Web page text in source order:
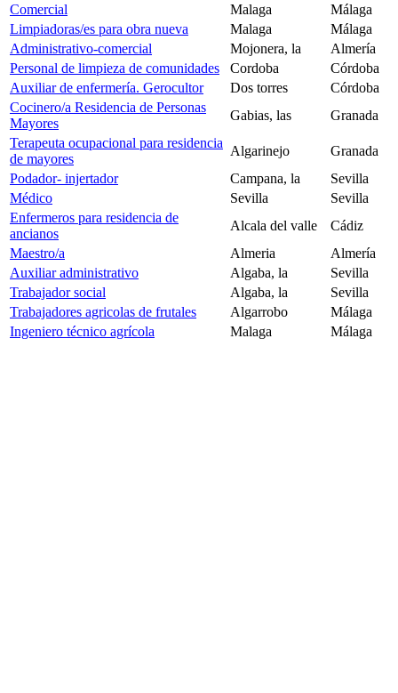
Comercial
Malaga
Málaga
Limpiadoras/es para obra nueva
Malaga
Málaga
Administrativo-comercial
Mojonera, la
Almería
Personal de limpieza de comunidades
Cordoba
Córdoba
Auxiliar de enfermería. Gerocultor
Dos torres
Córdoba
Cocinero/a Residencia de Personas
Mayores
Gabias, las
Granada
Terapeuta ocupacional para residencia
de mayores
Algarinejo
Granada
Podador- injertador
Campana, la
Sevilla
Médico
Sevilla
Sevilla
Enfermeros para residencia de
ancianos
Alcala del valle
Cádiz
Maestro/a
Almeria
Almería
Auxiliar administrativo
Algaba, la
Sevilla
Trabajador social
Algaba, la
Sevilla
Trabajadores agricolas de frutales
Algarrobo
Málaga
Ingeniero técnico agrícola
Malaga Málaga